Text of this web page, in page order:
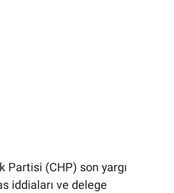
Partisi (CHP) son yargı
iddiaları ve delege